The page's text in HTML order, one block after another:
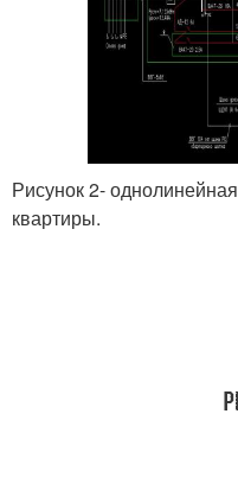
Рисунок 2-
квартиры.